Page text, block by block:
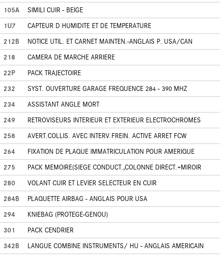
105A
SIMILI CUIR - BEIGE
1U7
CAPTEUR D HUMIDITE ET DE TEMPERATURE
212B
NOTICE UTIL. ET CARNET MAINTEN.-ANGLAIS P. USA/CAN
218
CAMERA DE MARCHE ARRIERE
22P
PACK TRAJECTOIRE
232
SYST. OUVERTURE GARAGE FREQUENCE 284 - 390 MHZ
234
ASSISTANT ANGLE MORT
249
RETROVISEURS INTERIEUR ET EXTERIEUR ELECTROCHROMES
258
AVERT.COLLIS. AVEC INTERV.FREIN. ACTIVE ARRET FCW
264
FIXATION DE PLAQUE IMMATRICULATION POUR AMERIQUE
275
PACK MEMOIRE(SIEGE CONDUCT.,COLONNE DIRECT.+MIROIR
280
VOLANT CUIR ET LEVIER SELECTEUR EN CUIR
284B
PLAQUETTE AIRBAG - ANGLAIS POUR USA
294
KNIEBAG (PROTEGE-GENOU)
301
PACK CENDRIER
342B
LANGUE COMBINE INSTRUMENTS/ HU - ANGLAIS AMERICAIN